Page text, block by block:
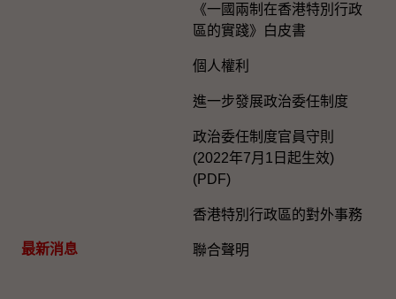
最新消息
《一國兩制在香港特別行政
區的實踐》白皮書
個人權利
進一步發展政治委任制度
政治委任制度官員守則
(2022年7月1日起生效)
(PDF)
香港特別行政區的對外事務
聯合聲明